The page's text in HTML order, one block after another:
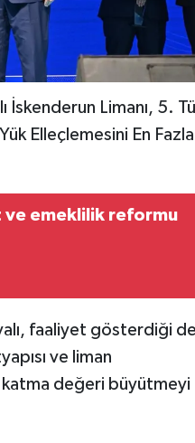
Limanı, 5.
Elleçlemesini En Fazla
ve emeklilik reformu
faaliyet gösterdiği
ve liman
katma değeri büyütmeyi